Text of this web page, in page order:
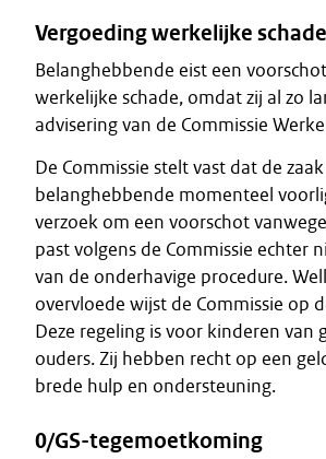
Vergoeding werkelijke schade
Belanghebbende eist een
werkelijke schade, omdat zij al zo
advisering van de Commissie
De Commissie stelt vast dat de
belanghebbende momenteel
verzoek om een voorschot
past volgens de Commissie echter
van de onderhavige procedure.
overvloede wijst de Commissie op
Deze regeling is voor kinderen van
ouders. Zij hebben recht op een
brede hulp en ondersteuning.
0/GS-tegemoetkoming